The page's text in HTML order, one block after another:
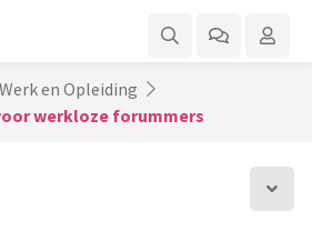
Werk en Opleiding
werkloze forummers